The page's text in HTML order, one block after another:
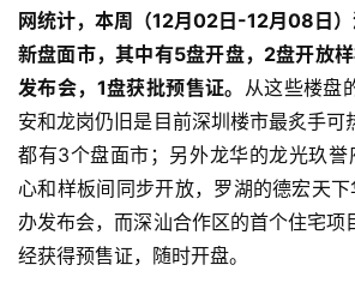
网统计，本周（12月02日-12月08日
新盘面市，其中有5盘开盘，2盘开放
发布会，1盘获批预售证。
从这些楼盘
安和龙岗仍旧是目前深圳楼市最炙手可
都有3个盘面市；另外龙华的龙光玖誉
心和样板间同步开放，罗湖的德宏天
办发布会，而深汕合作区的首个住宅项
经获得预售证，随时开盘。